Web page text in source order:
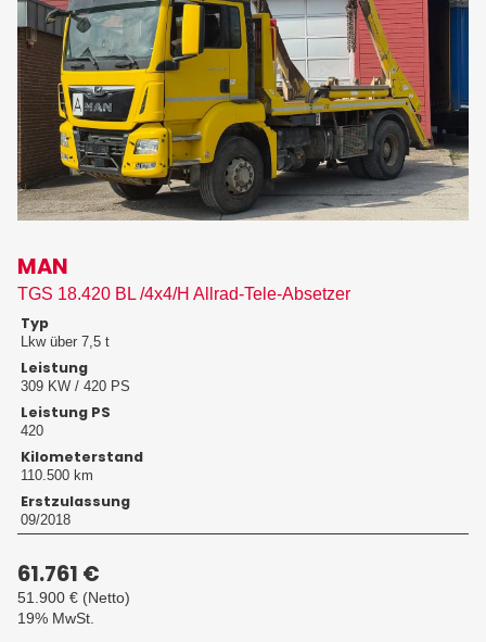
MAN
TGS 18.420 BL /4x4/H Allrad-Tele-Absetzer
Typ
Lkw über 7,5 t
Leistung
309 KW / 420 PS
Leistung PS
420
Kilometerstand
110.500 km
Erstzulassung
09/2018
61.761 €
51.900 € (Netto)
19% MwSt.